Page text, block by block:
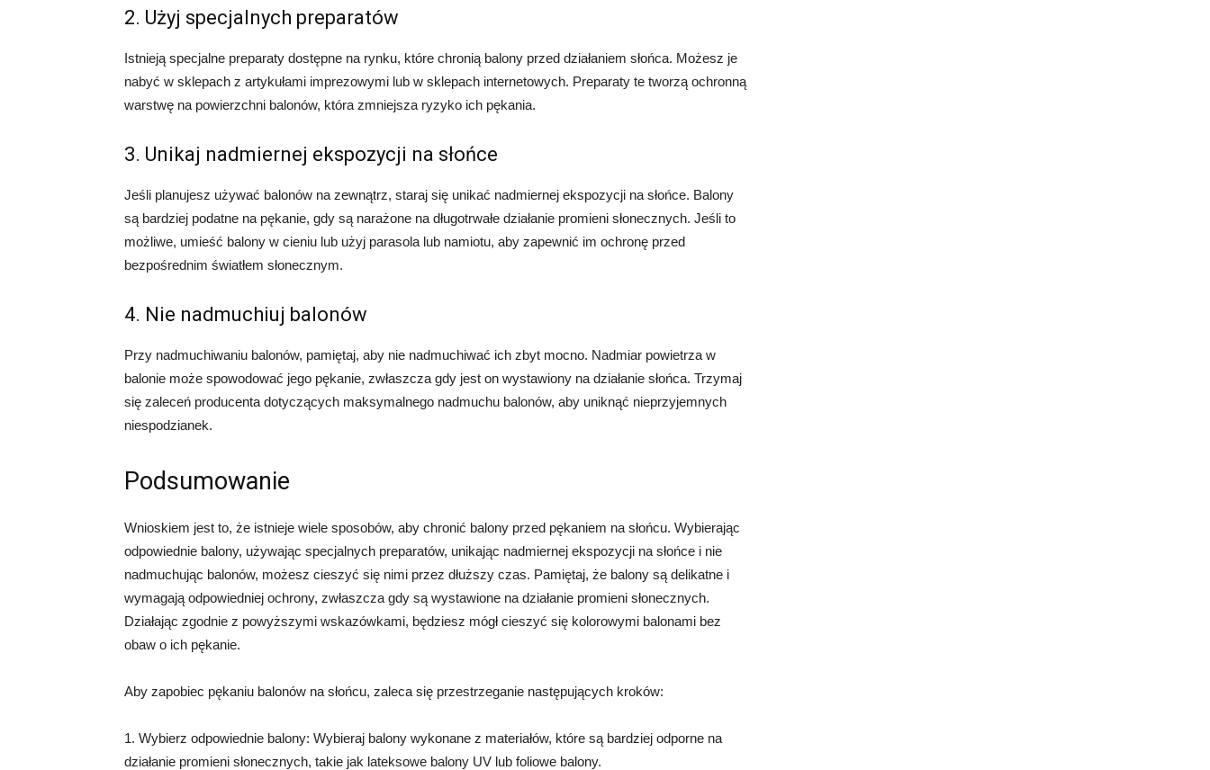
2. Użyj specjalnych preparatów
Istnieją specjalne preparaty dostępne na rynku, które chronią balony przed działaniem słońca. Możesz je
nabyć w sklepach z artykułami imprezowymi lub w sklepach internetowych. Preparaty te tworzą ochronną
warstwę na powierzchni balonów, która zmniejsza ryzyko ich pękania.
3. Unikaj nadmiernej ekspozycji na słońce
Jeśli planujesz używać balonów na zewnątrz, staraj się unikać nadmiernej ekspozycji na słońce. Balony
są bardziej podatne na pękanie, gdy są narażone na długotrwałe działanie promieni słonecznych. Jeśli to
możliwe, umieść balony w cieniu lub użyj parasola lub namiotu, aby zapewnić im ochronę przed
bezpośrednim światłem słonecznym.
4. Nie nadmuchiuj balonów
Przy nadmuchiwaniu balonów, pamiętaj, aby nie nadmuchiwać ich zbyt mocno. Nadmiar powietrza w
balonie może spowodować jego pękanie, zwłaszcza gdy jest on wystawiony na działanie słońca. Trzymaj
się zaleceń producenta dotyczących maksymalnego nadmuchu balonów, aby uniknąć nieprzyjemnych
niespodzianek.
Podsumowanie
Wnioskiem jest to, że istnieje wiele sposobów, aby chronić balony przed pękaniem na słońcu. Wybierając
odpowiednie balony, używając specjalnych preparatów, unikając nadmiernej ekspozycji na słońce i nie
nadmuchując balonów, możesz cieszyć się nimi przez dłuższy czas. Pamiętaj, że balony są delikatne i
wymagają odpowiedniej ochrony, zwłaszcza gdy są wystawione na działanie promieni słonecznych.
Działając zgodnie z powyższymi wskazówkami, będziesz mógł cieszyć się kolorowymi balonami bez
obaw o ich pękanie.
Aby zapobiec pękaniu balonów na słońcu, zaleca się przestrzeganie następujących kroków:
1. Wybierz odpowiednie balony: Wybieraj balony wykonane z materiałów, które są bardziej odporne na
działanie promieni słonecznych, takie jak lateksowe balony UV lub foliowe balony.